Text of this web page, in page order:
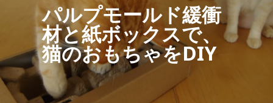
パルプモールド緩衝
材と紙ボックスで、
猫のおもちゃをDIY